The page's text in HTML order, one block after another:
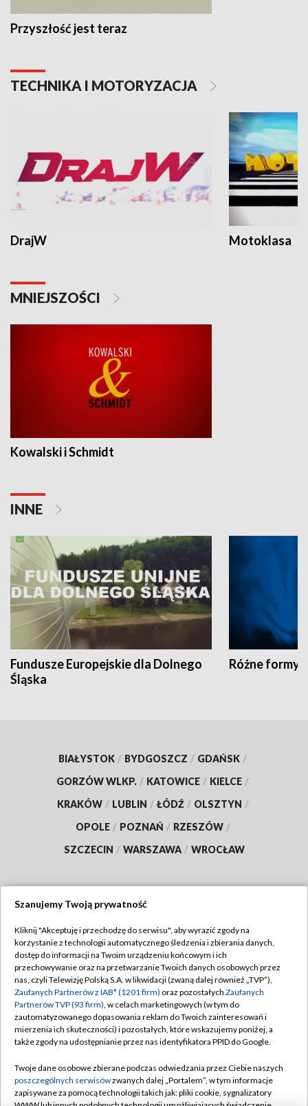
Przyszłość jest teraz
TECHNIKA I MOTORYZACJA
DrajW Motoklasa
MNIEJSZOŚCI
Kowalski i Schmidt
INNE
Fundusze Europejskie dla Dolnego
Śląska
Różne formy
BIAŁYSTOK / BYDGOSZCZ / GDAŃSK /
GORZÓW WLKP. / KATOWICE / KIELCE /
KRAKÓW / LUBLIN / ŁÓDŹ / OLSZTYN /
OPOLE / POZNAŃ / RZESZÓW /
SZCZECIN / WARSZAWA / WROCŁAW
TVP
Abonament TVP
Emisja w TVP
Centrum informacji TVP
Naziemna Telewizja Cyfrowa
Rada Programowa
System NOS
Regulamin TVP
Polityka prywatności
Moje zgody
Pomoc
Kontakt
Szanujemy Twoją prywatność
Kliknij "Akceptuję i przechodzę do serwisu", aby wyrazić zgody na
korzystanie z technologii automatycznego śledzenia i zbierania danych,
dostęp do informacji na Twoim urządzeniu końcowym i ich
przechowywanie oraz na przetwarzanie Twoich danych osobowych przez
nas, czyli Telewizję Polską S.A. w likwidacji (zwaną dalej również „TVP”),
Zaufanych Partnerów z IAB* (1201 firm) oraz pozostałych Zaufanych
Partnerów TVP (93 firm), w celach marketingowych (w tym do
zautomatyzowanego dopasowania reklam do Twoich zainteresowań i
mierzenia ich skuteczności) i pozostałych, które wskazujemy poniżej, a
także zgody na udostępnianie przez nas identyfikatora PPID do Google.
Twoje dane osobowe zbierane podczas odwiedzania przez Ciebie naszych
poszczególnych serwisówzwanych dalej „Portalem”, w tym informacje
zapisywane za pomocą technologii takich jak: pliki cookie, sygnalizatory